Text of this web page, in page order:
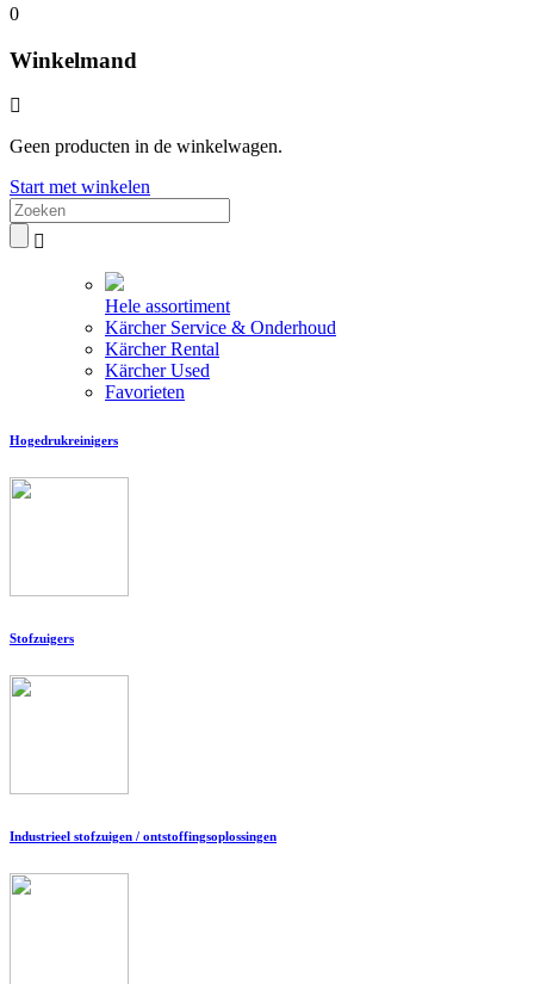
0
Winkelmand
Geen producten in de winkelwagen.
Start met winkelen
Hele assortiment
Kärcher Service & Onderhoud
Kärcher Rental
Kärcher Used
Favorieten
Hogedrukreinigers
Stofzuigers
Industrieel stofzuigen / ontstoffingsoplossingen